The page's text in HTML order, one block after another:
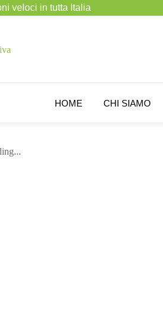
veloci in tutta Italia
HOME CHI SIAMO